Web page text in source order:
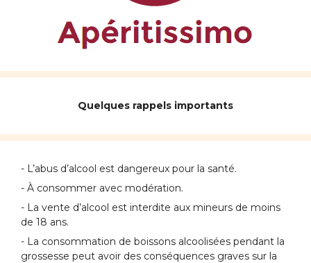
Quelques rappels importants
- L’abus d’alcool est dangereux pour la santé.
- À consommer avec modération.
- La vente d’alcool est interdite aux mineurs de moins
de 18 ans.
- La consommation de boissons alcoolisées pendant la
grossesse peut avoir des conséquences graves sur la